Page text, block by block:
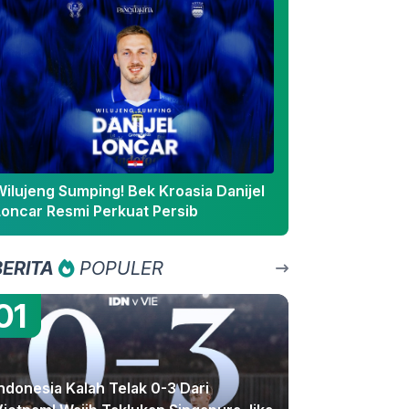
Sumping! Bek Kroasia Danijel
Resmi Perkuat Persib
POPULER
Kalah Telak 0-3 Dari